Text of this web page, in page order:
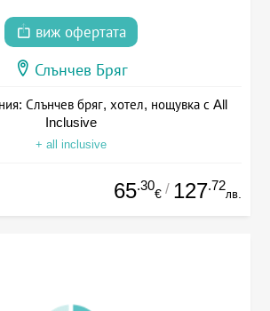
виж офертата
Слънчев Бряг
Слънчев бряг, хотел, нощувка с All
Inclusive
+ all inclusive
65.30
€ / 127.72
лв.